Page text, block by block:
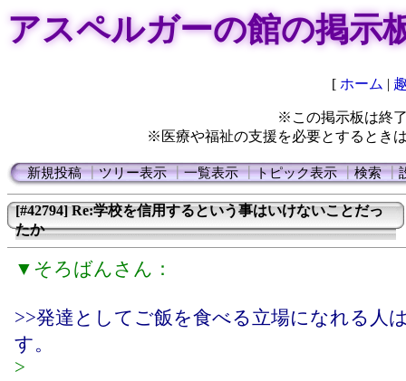
アスペルガーの館の掲示
[ ホーム |
※この掲示板は終
※医療や福祉の支援を必要とするとき
新規投稿┃ツリー表示┃一覧表示┃トピック表示┃検索┃
[#42794] Re:学校を信用するという事はいけないことだっ
たか
▼そろばんさん：
>>発達としてご飯を食べる立場になれる人
す。
>